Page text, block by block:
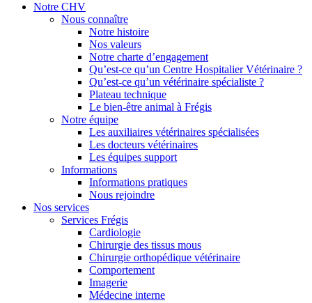
Notre CHV
Nous connaître
Notre histoire
Nos valeurs
Notre charte d’engagement
Qu’est-ce qu’un Centre Hospitalier Vétérinaire ?
Qu’est-ce qu’un vétérinaire spécialiste ?
Plateau technique
Le bien-être animal à Frégis
Notre équipe
Les auxiliaires vétérinaires spécialisées
Les docteurs vétérinaires
Les équipes support
Informations
Informations pratiques
Nous rejoindre
Nos services
Services Frégis
Cardiologie
Chirurgie des tissus mous
Chirurgie orthopédique vétérinaire
Comportement
Imagerie
Médecine interne